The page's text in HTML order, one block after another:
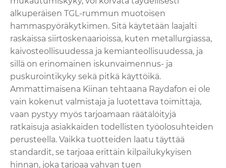
alkuperäisen TGL-rummun muotoisen
hammaspyöräkytkimen. Sitä käytetään laajalti
raskaissa siirtoskenaarioissa, kuten metallurgiassa,
kaivosteollisuudessa ja kemianteollisuudessa, ja
sillä on erinomainen iskunvaimennus- ja
puskurointikyky sekä pitkä käyttöikä.
Ammattimaisena Kiinan tehtaana Raydafon ei ole
vain kokenut valmistaja ja luotettava toimittaja,
vaan pystyy myös tarjoamaan räätälöityjä
ratkaisuja asiakkaiden todellisten työolosuhteiden
perusteella. Vaikka tuotteiden laatu täyttää
standardit, se tarjoaa erittäin kilpailukykyisen
hinnan, joka tarjoaa vahvan tuen